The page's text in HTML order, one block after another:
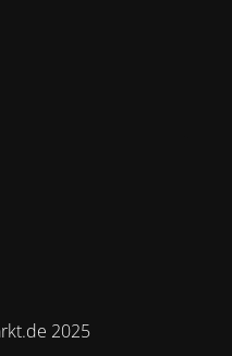
2025